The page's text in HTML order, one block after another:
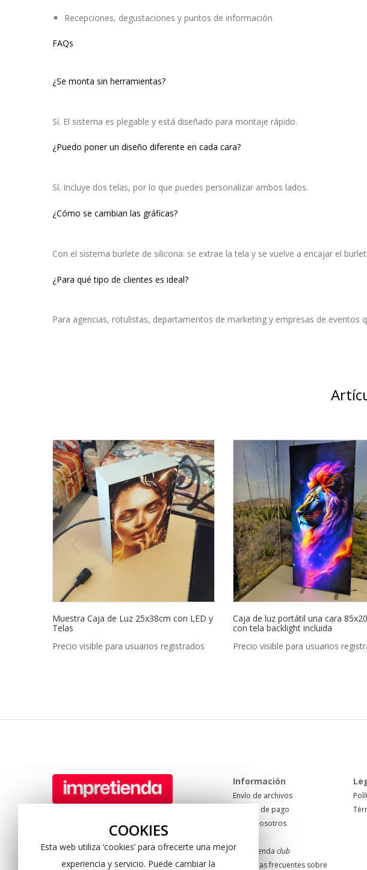
Recepciones, degustaciones y puntos de información
FAQs
¿Se monta sin herramientas?
Sí. El sistema es plegable y está diseñado para montaje rápido.
¿Puedo poner un diseño diferente en cada cara?
Sí. Incluye dos telas, por lo que puedes personalizar ambos lados.
¿Cómo se cambian las gráficas?
Con el sistema burlete de silicona: se extrae la tela y se vuelve a encajar el
¿Para qué tipo de clientes es ideal?
Para agencias, rotulistas, departamentos de marketing y empresas de
COOKIES
Esta web utiliza ‘cookies’ para ofrecerte una mejor
experiencia y servicio. Puede cambiar la
Muestra Caja de Luz 25x38cm con LED y
Telas
Precio visible para usuarios registrados
Caja de luz portátil una cara
con tela backlight incluida
Precio visible para usuarios
Pol. Sector 20. C/ Mare Nostrum 67
04009 Almería. Spain
Información
Envío de archivos
Formas de pago
Sobre nosotros
Impretienda club
Preguntas frecuentes sobre